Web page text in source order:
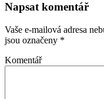
Napsat komentář
Vaše e-mailová adresa
jsou označeny *
Komentář